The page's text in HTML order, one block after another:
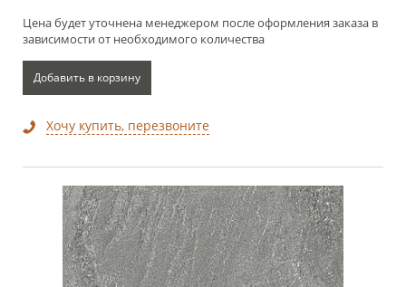
Цена будет уточнена менеджером после оформления заказа в
зависимости от необходимого количества
Добавить в корзину
Хочу купить, перезвоните